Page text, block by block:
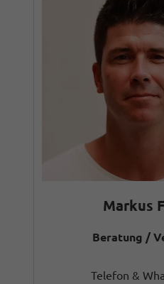
Markus
Beratung /
Telefon &